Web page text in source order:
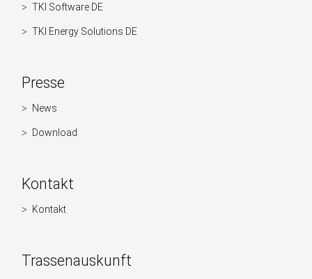
TKI Software DE
TKI Energy Solutions DE
Presse
Navigation
überspringen
News
Download
Kontakt
Navigation
Kontakt
Trassenauskunft